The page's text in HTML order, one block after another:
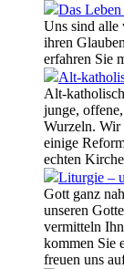
Das
Uns sind alle
ihren
erfahren Sie
Alt-
Alt-
junge,
Wurzeln. Wir
einige
echten
Liturgie –
Gott ganz
unseren
vermitteln
kommen Sie
freuen uns